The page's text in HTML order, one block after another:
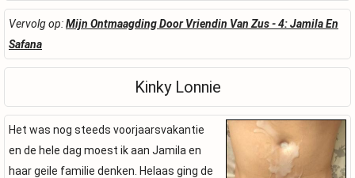
Vervolg op:Mijn Ontmaagding Door Vriendin Van Zus - 4: Jamila En
Safana
Kinky Lonnie
Het was nog steeds voorjaarsvakantie
en de hele dag moest ik aan Jamila en
haar geile familie denken. Helaas ging de